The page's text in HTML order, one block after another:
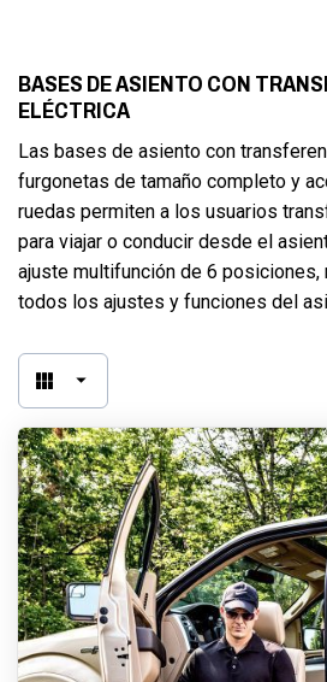
BASES DE ASIENTO CON
ELÉCTRICA
Las bases de asiento con
furgonetas de tamaño completo y
ruedas permiten a los usuarios
para viajar o conducir desde el
ajuste multifunción de 6 posiciones,
todos los ajustes y funciones del